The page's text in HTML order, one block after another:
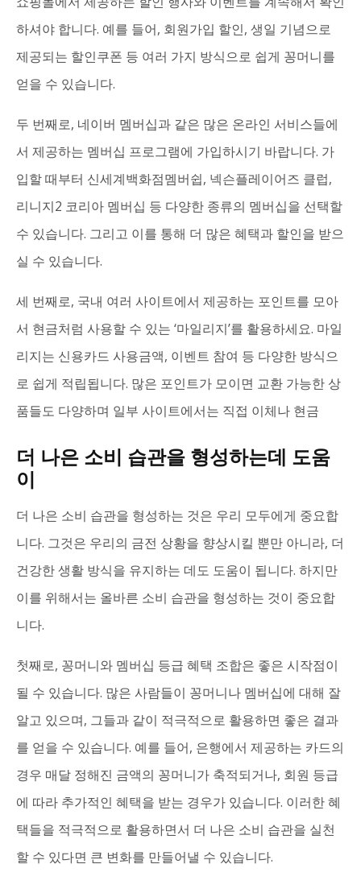
하셔야 합니다. 예를 들어, 회원가입 할인, 생일 기념으로
제공되는 할인쿠폰 등 여러 가지 방식으로 쉽게 꽁머니를
얻을 수 있습니다.
두 번째로, 네이버 멤버십과 같은 많은 온라인 서비스들에
서 제공하는 멤버십 프로그램에 가입하시기 바랍니다. 가
입할 때부터 신세계백화점멤버쉽, 넥슨플레이어즈 클럽,
리니지2 코리아 멤버십 등 다양한 종류의 멤버십을 선택할
수 있습니다. 그리고 이를 통해 더 많은 혜택과 할인을 받으
실 수 있습니다.
세 번째로, 국내 여러 사이트에서 제공하는 포인트를 모아
서 현금처럼 사용할 수 있는 ‘마일리지’를 활용하세요. 마일
리지는 신용카드 사용금액, 이벤트 참여 등 다양한 방식으
로 쉽게 적립됩니다. 많은 포인트가 모이면 교환 가능한 상
품들도 다양하며 일부 사이트에서는 직접 이체나 현금
더 나은 소비 습관을 형성하는데 도움
이
더 나은 소비 습관을 형성하는 것은 우리 모두에게 중요합
니다. 그것은 우리의 금전 상황을 향상시킬 뿐만 아니라, 더
건강한 생활 방식을 유지하는 데도 도움이 됩니다. 하지만
이를 위해서는 올바른 소비 습관을 형성하는 것이 중요합
니다.
첫째로, 꽁머니와 멤버십 등급 혜택 조합은 좋은 시작점이
될 수 있습니다. 많은 사람들이 꽁머니나 멤버십에 대해 잘
알고 있으며, 그들과 같이 적극적으로 활용하면 좋은 결과
를 얻을 수 있습니다. 예를 들어, 은행에서 제공하는 카드의
경우 매달 정해진 금액의 꽁머니가 축적되거나, 회원 등급
에 따라 추가적인 혜택을 받는 경우가 있습니다. 이러한 혜
택들을 적극적으로 활용하면서 더 나은 소비 습관을 실천
할 수 있다면 큰 변화를 만들어낼 수 있습니다.